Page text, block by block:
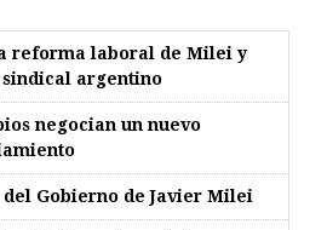
reforma laboral de Milei y
argentino
negocian un nuevo
Gobierno de Javier Milei